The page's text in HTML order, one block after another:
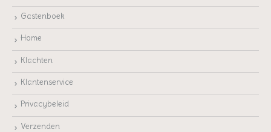
Gastenboek
Home
Klachten
Klantenservice
Privacybeleid
Verzenden